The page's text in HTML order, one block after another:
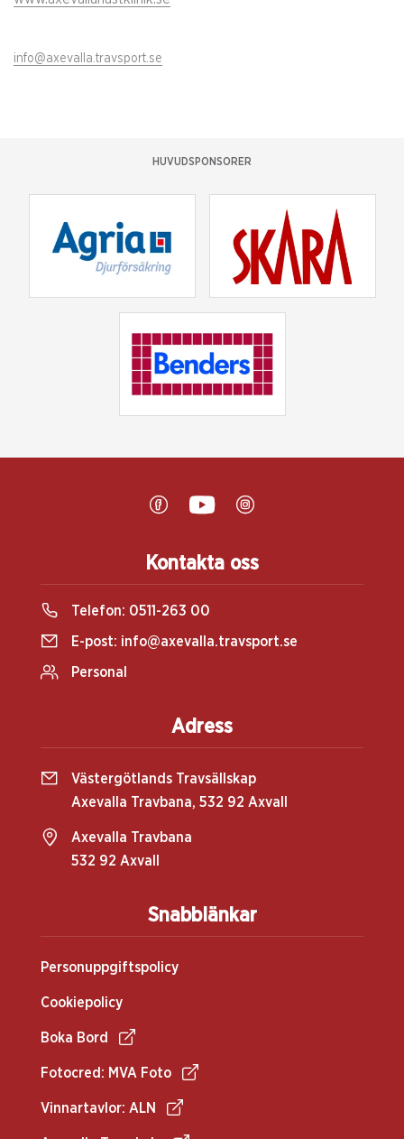
info@axevalla.travsport.se
HUVUDSPONSORER
Snabblänkar
Personuppgiftspolicy
Cookiepolicy
Boka Bord
Fotocred: MVA Foto
Vinnartavlor: ALN
Kontakta oss
Telefon: 0511-263 00
E-post: info@axevalla.travsport.se
Personal
Adress
Västergötlands Travsällskap
Axevalla Travbana, 532 92 Axvall
Axevalla Travbana
532 92 Axvall